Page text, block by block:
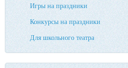
Игры на праздники
Конкурсы на праздники
Для школьного театра